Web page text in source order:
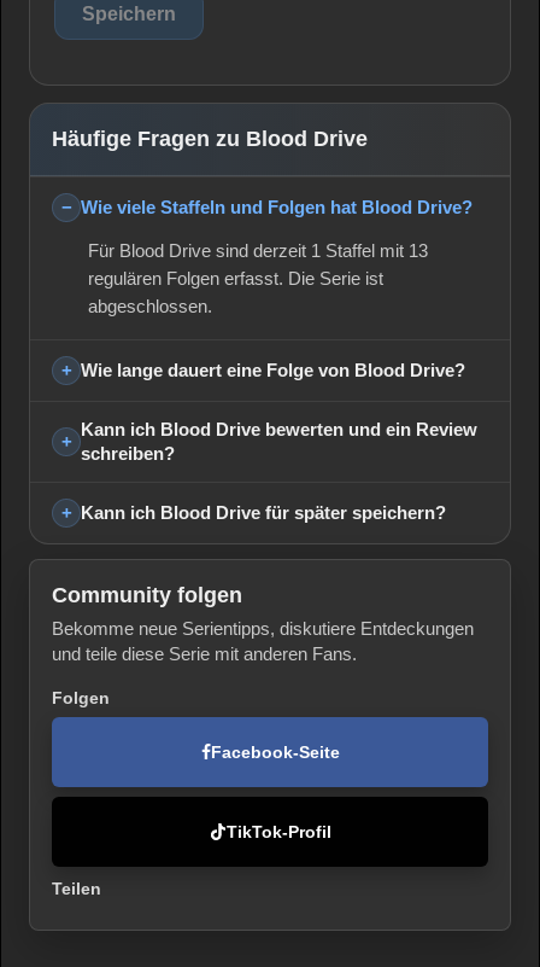
Häufige Fragen zu Blood Drive
Wie viele Staffeln und Folgen hat Blood Drive?
Für Blood Drive sind derzeit 1 Staffel mit 13
regulären Folgen erfasst. Die Serie ist
abgeschlossen.
Wie lange dauert eine Folge von Blood Drive?
Kann ich Blood Drive bewerten und ein Review
schreiben?
Kann ich Blood Drive für später speichern?
Community folgen
Bekomme neue Serientipps, diskutiere Entdeckungen
und teile diese Serie mit anderen Fans.
Folgen
Facebook-Seite
TikTok-Profil
Teilen